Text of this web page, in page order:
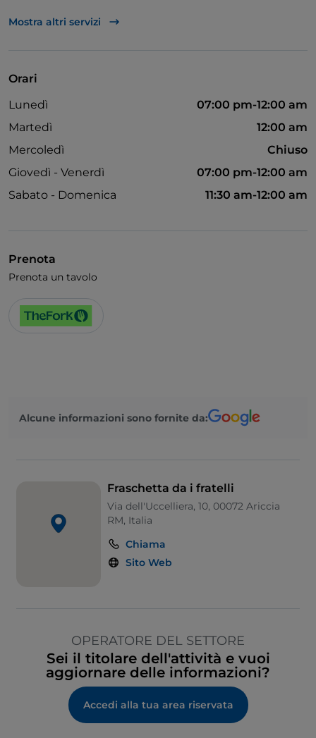
Unionpay via TheFork PAY
Mostra altri servizi
Orari
Lunedì
07:00 pm-12:00 am
Martedì
12:00 am
Mercoledì
Chiuso
Giovedì - Venerdì
07:00 pm-12:00 am
Sabato - Domenica
11:30 am-12:00 am
Prenota
Prenota un tavolo
Alcune informazioni sono fornite da:
Fraschetta da i fratelli
Via dell'Uccelliera, 10, 00072 Ariccia
RM, Italia
Chiama
Sito Web
OPERATORE DEL SETTORE
Sei il titolare dell'attività e vuoi
aggiornare delle informazioni?
Accedi alla tua area riservata